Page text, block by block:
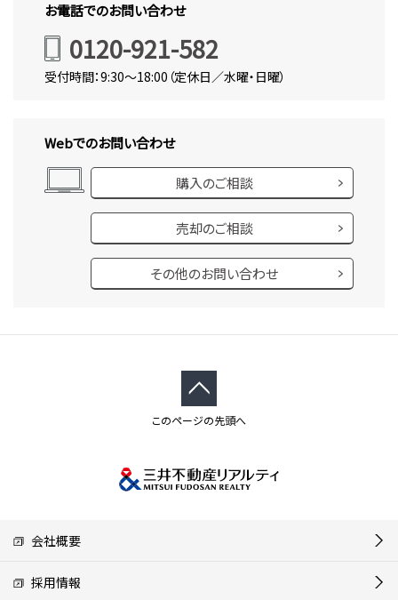
お電話でのお問い合わせ
0120-921-582
受付時間：9:30～18:00（定休日／水曜・日曜）
Webでのお問い合わせ
購入のご相談
売却のご相談
その他のお問い合わせ
このページの先頭へ
会社概要
採用情報